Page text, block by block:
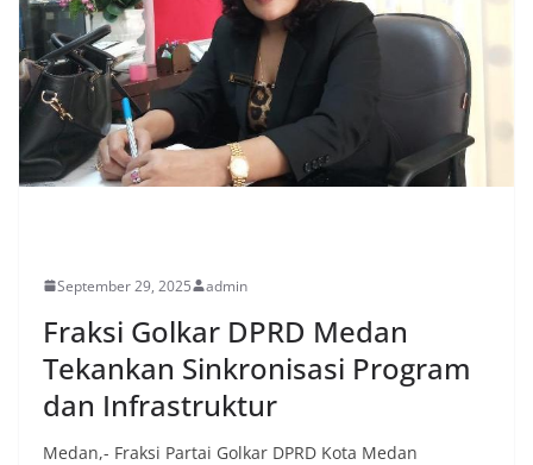
September 29, 2025 admin
Fraksi Golkar DPRD Medan
Tekankan Sinkronisasi Program
dan Infrastruktur
Medan,- Fraksi Partai Golkar DPRD Kota Medan